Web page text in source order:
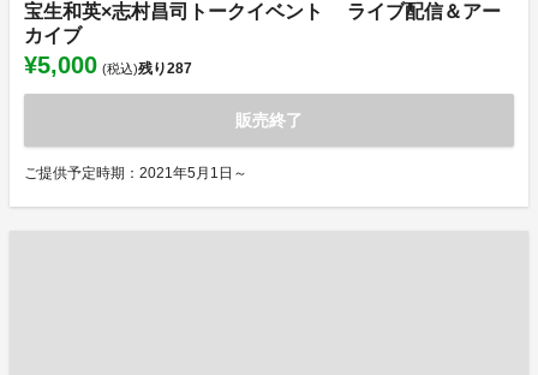
宝生和英×志村昌司トークイベント ライブ配信＆アー
カイブ
¥5,000 (税込)残り287
販売終了
ご提供予定時期：2021年5月1日～